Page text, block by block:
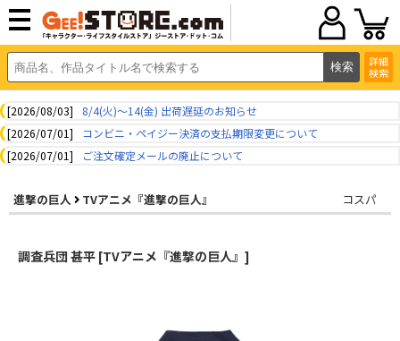
詳細
検索
[2026/08/03]
8/4(火)～14(金) 出荷遅延のお知らせ
[2026/07/01]
コンビニ・ペイジー決済の支払期限変更について
[2026/07/01]
ご注文確定メールの廃止について
進撃の巨人 TVアニメ『進撃の巨人』 コスパ
調査兵団 甚平 [TVアニメ『進撃の巨人』]